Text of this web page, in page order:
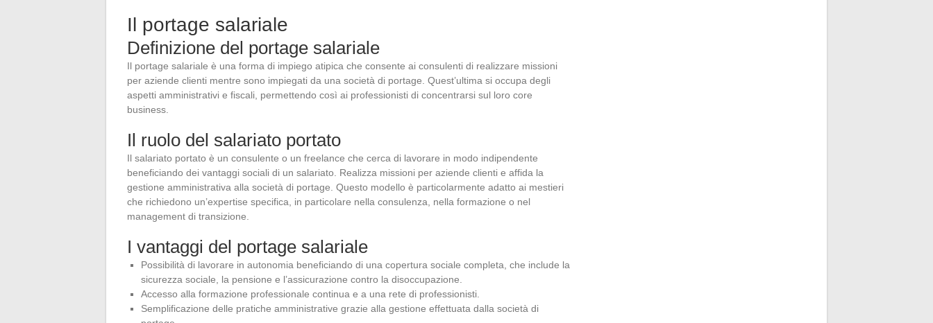
Il portage salariale
Definizione del portage salariale
Il portage salariale è una forma di impiego atipica che consente ai consulenti di realizzare missioni
per aziende clienti mentre sono impiegati da una società di portage. Quest’ultima si occupa degli
aspetti amministrativi e fiscali, permettendo così ai professionisti di concentrarsi sul loro core
business.
Il ruolo del salariato portato
Il salariato portato è un consulente o un freelance che cerca di lavorare in modo indipendente
beneficiando dei vantaggi sociali di un salariato. Realizza missioni per aziende clienti e affida la
gestione amministrativa alla società di portage. Questo modello è particolarmente adatto ai mestieri
che richiedono un’expertise specifica, in particolare nella consulenza, nella formazione o nel
management di transizione.
I vantaggi del portage salariale
Possibilità di lavorare in autonomia beneficiando di una copertura sociale completa, che include la
sicurezza sociale, la pensione e l’assicurazione contro la disoccupazione.
Accesso alla formazione professionale continua e a una rete di professionisti.
Semplificazione delle pratiche amministrative grazie alla gestione effettuata dalla società di